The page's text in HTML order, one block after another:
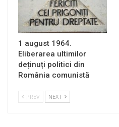
1 august 1964.
Eliberarea ultimilor
deținuți politici din
România comunistă
PREV NEXT